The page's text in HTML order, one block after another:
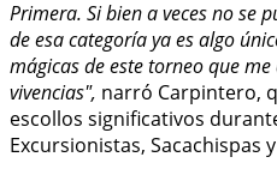
Primera. Si bien a veces no se
de esa categoría ya es algo
mágicas de este torneo que
vivencias", narró Carpintero,
escollos significativos
Excursionistas, Sacachispas